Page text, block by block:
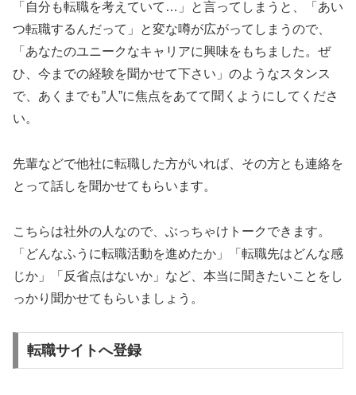
「自分も転職を考えていて…」と言ってしまうと、「あい
つ転職するんだって」と変な噂が広がってしまうので、
「あなたのユニークなキャリアに興味をもちました。ぜ
ひ、今までの経験を聞かせて下さい」のようなスタンス
で、あくまでも”人”に焦点をあてて聞くようにしてくださ
い。
先輩などで他社に転職した方がいれば、その方とも連絡を
とって話しを聞かせてもらいます。
こちらは社外の人なので、ぶっちゃけトークできます。
「どんなふうに転職活動を進めたか」「転職先はどんな感
じか」「反省点はないか」など、本当に聞きたいことをし
っかり聞かせてもらいましょう。
転職サイトへ登録